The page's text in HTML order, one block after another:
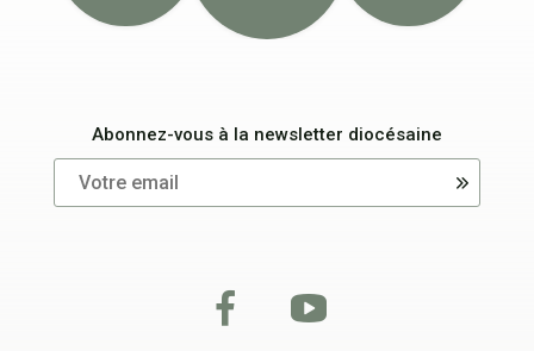
Abonnez-vous à la newsletter diocésaine